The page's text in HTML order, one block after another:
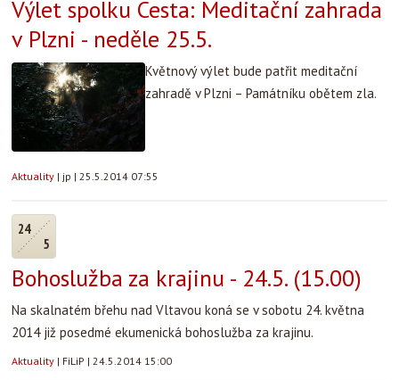
Výlet spolku Cesta: Meditační zahrada
v Plzni - neděle 25.5.
Květnový výlet bude patřit meditační
zahradě v Plzni – Památníku obětem zla.
Aktuality | jp | 25.5.2014 07:55
24
5
Bohoslužba za krajinu - 24.5. (15.00)
Na skalnatém břehu nad Vltavou koná se v sobotu 24. května
2014 již posedmé ekumenická bohoslužba za krajinu.
Aktuality | FiLiP | 24.5.2014 15:00